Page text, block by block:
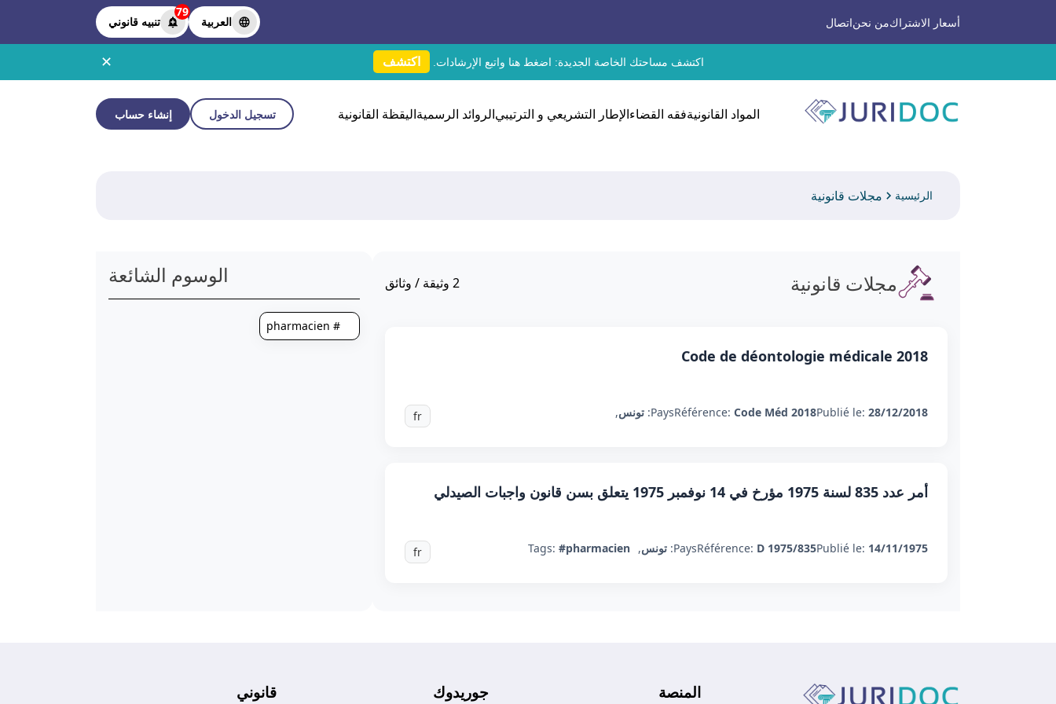
أسعار الاشتراكمن نحناتصال العربية
79
تنبيه قانوني
اكتشف مساحتك الخاصة الجديدة: اضغط هنا واتبع الإرشادات. اكتشف ✕
المواد القانونيةفقه القضاءالإطار التشريعي و الترتيبيالروائد الرسميةاليقظة القانونية تسجيل الدخول إنشاء حساب
الرئيسية مجلات قانونية
مجلات قانونية 2وثيقة / وثائق
Code de déontologie médicale 2018
Publié le: 28/12/2018
Référence: Code Méd 2018
Pays: تونس,
fr
أمر عدد 835 لسنة 1975 مؤرخ في 14 نوفمبر 1975 يتعلق بسن قانون واجبات الصيدلي
Publié le: 14/11/1975
Référence: D 1975/835
Pays: تونس,
Tags: #pharmacien
fr
الوسوم الشائعة
# pharmacien
المنصة جوريدوك قانوني